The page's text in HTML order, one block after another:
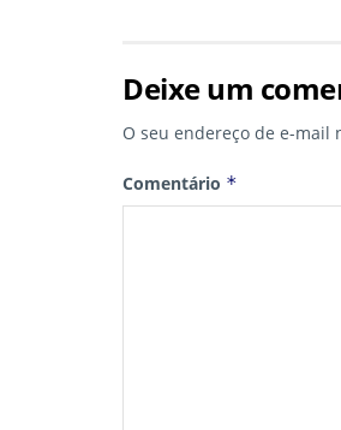
Deixe um
O seu endereço de e-mail
Comentário *